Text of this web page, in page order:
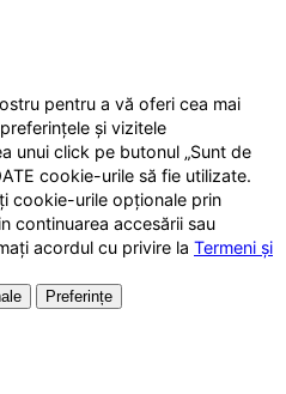
pentru a vă oferi cea mai
și vizitele
unui click pe butonul „Sunt de
cookie-urile să fie utilizate.
cookie-urile opționale prin
continuarea accesării sau
acordul cu privire la Termeni și
Preferințe